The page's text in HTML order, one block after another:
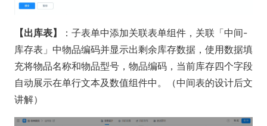
【出库表】
：子表单中添加关联表单组件，关联「中间-
库存表」中物品编码并显示出剩余库存数据，使用数据填
充将物品名称和物品型号，物品编码，当前库存四个字段
自动展示在单行文本及数值组件中。（中间表的设计后文
讲解）